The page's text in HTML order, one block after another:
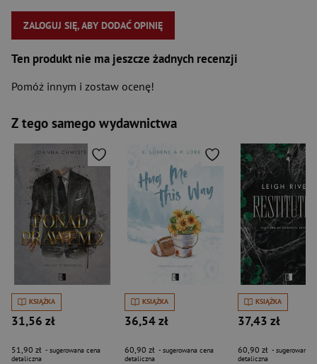
ZALOGUJ SIĘ, ABY DODAĆ OPINIĘ
Ten produkt nie ma jeszcze żadnych recenzji
Pomóż innym i zostaw ocenę!
Z tego samego wydawnictwa
KSIĄŻKA
31,56 zł
51,90 zł - sugerowana cena
detaliczna
KSIĄŻKA
36,54 zł
60,90 zł - sugerowana cena
detaliczna
KSIĄŻKA
37,43 zł
60,90 zł - sugerowana
detaliczna